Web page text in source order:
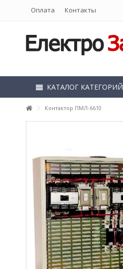
Оплата Контакты
КАТАЛОГ КАТЕГОРИЙ
Контактор ПМЛ-6610